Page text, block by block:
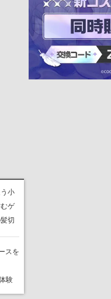
小
ゲ
切
様
望
す
スを
験
7日